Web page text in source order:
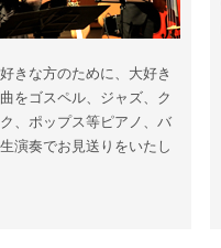
きな方のために、大好き
をゴスペル、ジャズ、ク
、ポップス等ピアノ、バ
演奏でお見送りをいたし